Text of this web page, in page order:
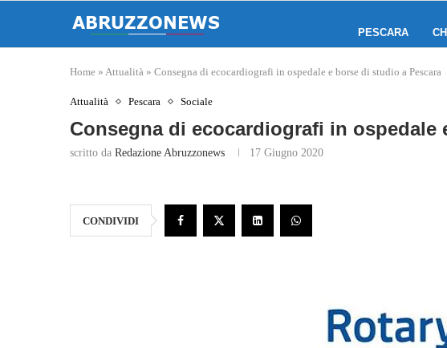
PESCARA
Home » Attualità » Consegna di ecocardiografi in ospedale e borse di studio a Pescara
Attualità Pescara Sociale
Consegna di ecocardiografi in ospedale
scritto da Redazione Abruzzonews 17 Giugno 2020
CONDIVIDI